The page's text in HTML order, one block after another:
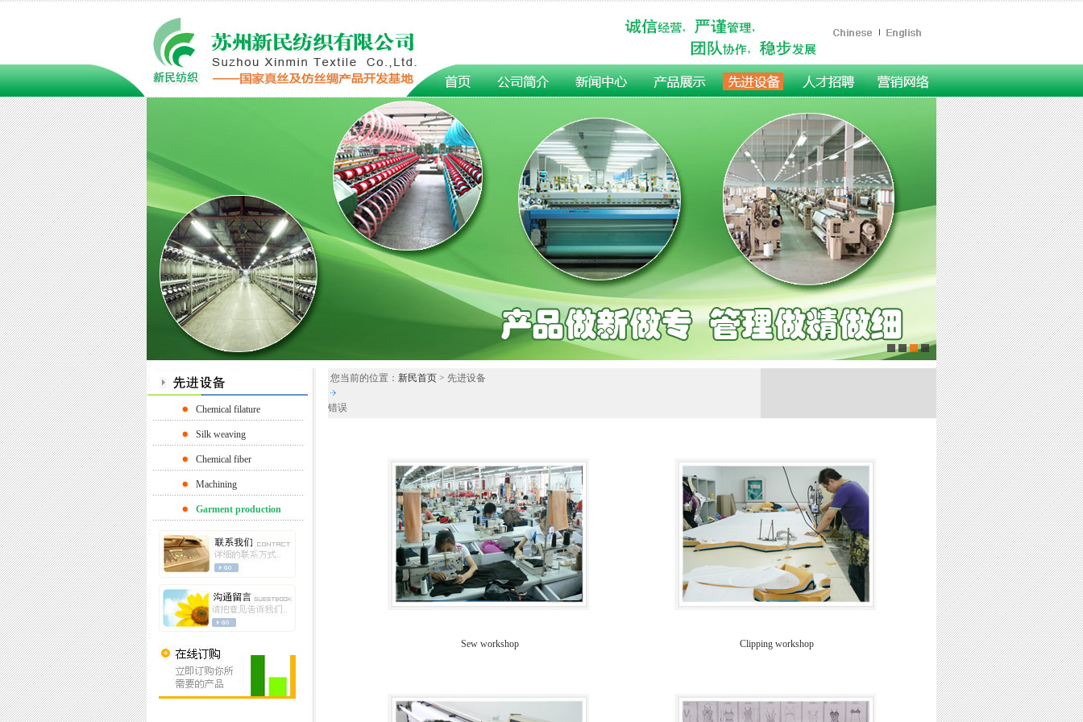
Chemical filature
Silk weaving
Chemical fiber
Machining
Garment production
您当前的位置： 新民首页 > 先进设备
错误
Sew workshop Clipping workshop